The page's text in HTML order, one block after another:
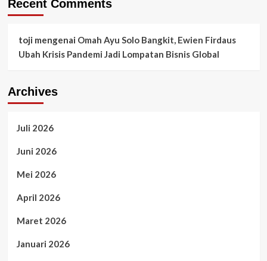
Recent Comments
toji mengenai Omah Ayu Solo Bangkit, Ewien Firdaus
Ubah Krisis Pandemi Jadi Lompatan Bisnis Global
Archives
Juli 2026
Juni 2026
Mei 2026
April 2026
Maret 2026
Januari 2026